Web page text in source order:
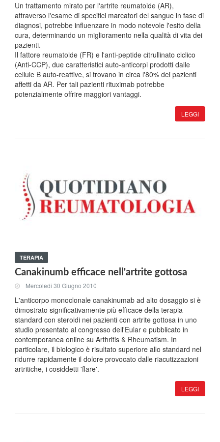
Un trattamento mirato per l'artrite reumatoide (AR),
attraverso l'esame di specifici marcatori del sangue in fase di
diagnosi, potrebbe influenzare in modo notevole l'esito della
cura, determinando un miglioramento nella qualità di vita dei
pazienti.
Il fattore reumatoide (FR) e l'anti-peptide citrullinato ciclico
(Anti-CCP), due caratteristici auto-anticorpi prodotti dalle
cellule B auto-reattive, si trovano in circa l'80% dei pazienti
affetti da AR. Per tali pazienti rituximab potrebbe
potenzialmente offrire maggiori vantaggi.
LEGGI
TERAPIA
Canakinumb efficace nell'artrite gottosa
Mercoledi 30 Giugno 2010
L'anticorpo monoclonale canakinumab ad alto dosaggio si è
dimostrato significativamente più efficace della terapia
standard con steroidi nei pazienti con artrite gottosa in uno
studio presentato al congresso dell'Eular e pubblicato in
contemporanea online su Arthritis & Rheumatism. In
particolare, il biologico è risultato superiore allo standard nel
ridurre rapidamente il dolore provocato dalle riacutizzazioni
artritiche, i cosiddetti 'flare'.
LEGGI